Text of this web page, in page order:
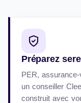
Préparez
PER,
un conseiller
construit avec